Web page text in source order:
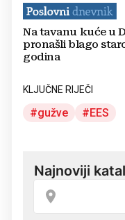
Na tavanu kuće u
pronašli blago
godina
KLJUČNE RIJEČI
gužve EES